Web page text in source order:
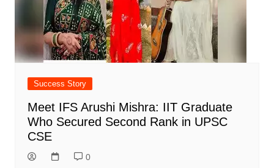
Success Story
Meet IFS Arushi Mishra: IIT Graduate
Who Secured Second Rank in UPSC
CSE
0